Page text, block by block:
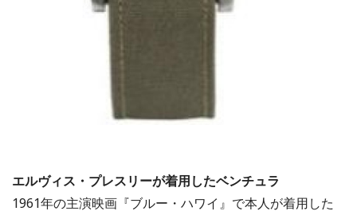
エルヴィス・プレスリーが着用したベンチュラ
1961年の主演映画『ブルー・ハワイ』で本人が着用した